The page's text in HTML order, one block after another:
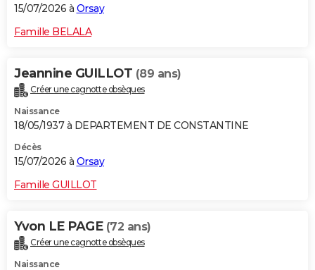
15/07/2026 à Orsay
Famille BELALA
Jeannine GUILLOT (89 ans)
Créer une cagnotte obsèques
Naissance
18/05/1937 à DEPARTEMENT DE CONSTANTINE
Décès
15/07/2026 à Orsay
Famille GUILLOT
Yvon LE PAGE (72 ans)
Créer une cagnotte obsèques
Naissance